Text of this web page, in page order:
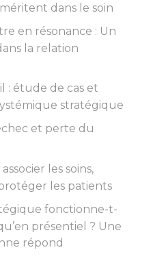
dans le soin
en résonance : Un
la relation
: étude de cas et
stratégique
et perte du
les soins,
les patients
fonctionne-t-
présentiel ? Une
répond